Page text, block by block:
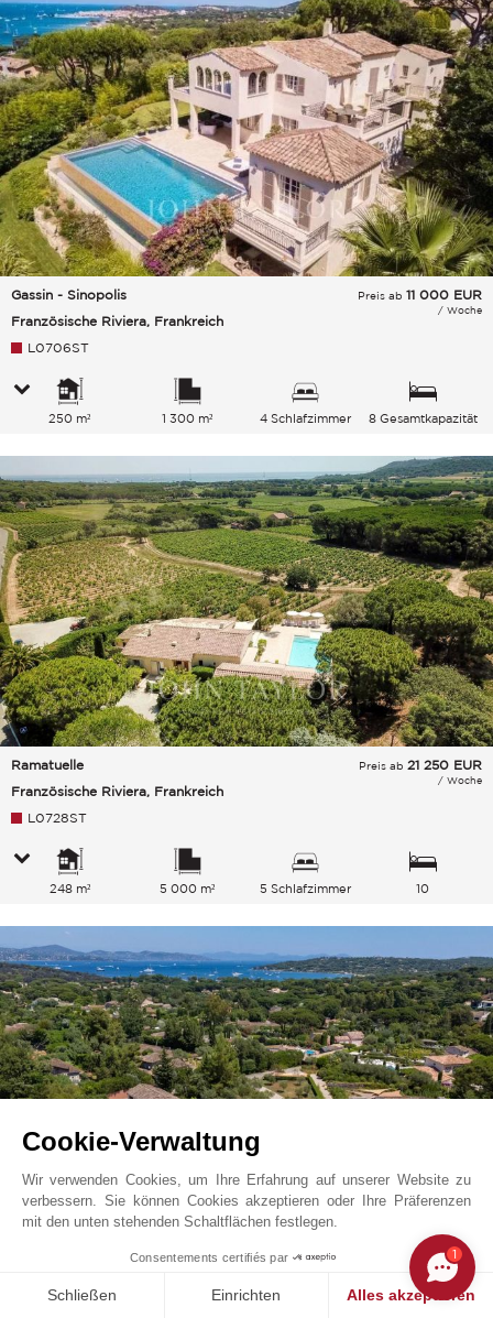
Gassin - Sinopolis
Französische Riviera, Frankreich
Preis ab 11 000 EUR
/ Woche
L0706ST
250 m² 1 300 m² 4 Schlafzimmer 8 Gesamtkapazität
Ramatuelle
Französische Riviera, Frankreich
Preis ab 21 250 EUR
/ Woche
L0728ST
248 m² 5 000 m² 5 Schlafzimmer
10
Französische Riviera, Frankreich
18 750 EUR
/ Woche
L0803ST
Cookie-Verwaltung
Wir verwenden Cookies, um Ihre Erfahrung auf unserer Website zu
verbessern. Sie können Cookies akzeptieren oder Ihre Präferenzen
mit den unten stehenden Schaltflächen festlegen.
Consentements certifiés par
Schließen Einrichten Alles akzeptieren
1